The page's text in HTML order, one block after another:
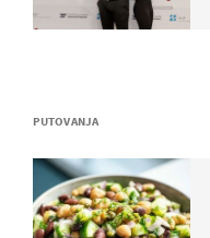
PUTOVANJA